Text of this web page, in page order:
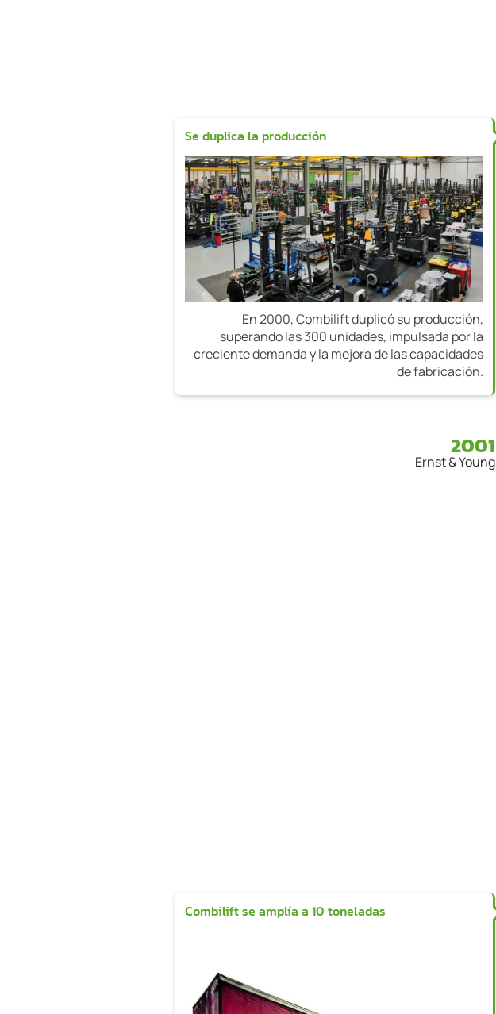
Se duplica la producción
En 2000, Combilift duplicó su producción,
superando las 300 unidades, impulsada por la
creciente demanda y la mejora de las capacidades
de fabricación.
2001
Ernst & Young
Combilift se amplía a 10 toneladas